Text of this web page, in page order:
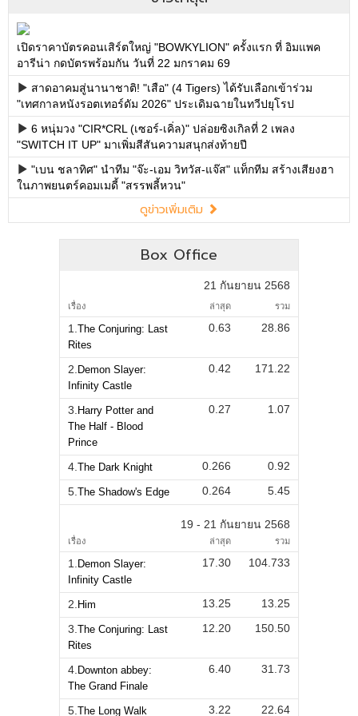
เปิดราคาบัตรคอนเสิร์ตใหญ่ "BOWKYLION" ครั้งแรก ที่ อิมแพค
อารีน่า กดบัตรพร้อมกัน วันที่ 22 มกราคม 69
สาดอาคมสู่นานาชาติ! "เสือ" (4 Tigers) ได้รับเลือกเข้าร่วม
"เทศกาลหนังรอตเทอร์ดัม 2026" ประเดิมฉายในทวีปยุโรป
6 หนุ่มวง "CIR*CRL (เซอร์-เคิ่ล)" ปล่อยซิงเกิลที่ 2 เพลง
"SWITCH IT UP" มาเพิ่มสีสันความสนุกส่งท้ายปี
"เบน ชลาทิศ" นำทีม "จ๊ะ-เอม วิทวัส-แจ๊ส" แท็กทีม สร้างเสียงฮา
ในภาพยนตร์คอมเมดี้ "สรรพลี้หวน"
ดูข่าวเพิ่มเติม
Box Office
21 กันยายน 2568
เรื่อง ล่าสุด รวม
1. The Conjuring: Last
Rites
0.63 28.86
2. Demon Slayer:
Infinity Castle
0.42 171.22
3. Harry Potter and
The Half - Blood
Prince
0.27 1.07
4. The Dark Knight 0.266
0.92
5. The Shadow's Edge 0.264 5.45
19 - 21 กันยายน 2568
เรื่อง ล่าสุด รวม
1. Demon Slayer:
Infinity Castle
17.30 104.733
2. Him 13.25
13.25
3. The Conjuring: Last
Rites
12.20 150.50
4. Downton abbey:
The Grand Finale
6.40 31.73
5. The Long Walk 3.22 22.64